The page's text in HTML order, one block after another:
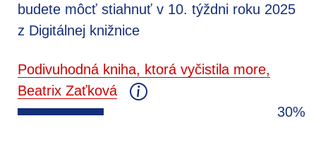
budete môcť stiahnuť v 10. týždni roku 2025
z Digitálnej knižnice
Podivuhodná kniha, ktorá vyčistila more,
Beatrix Zaťková
30%